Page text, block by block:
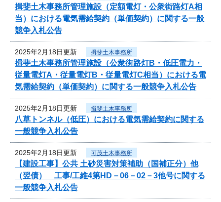
揖斐土木事務所管理施設（定額電灯・公衆街路灯A相
当）における電気需給契約（単価契約）に関する一般
競争入札公告
2025年2月18日更新 揖斐土木事務所
揖斐土木事務所管理施設（公衆街路灯B・低圧電力・
従量電灯A・従量電灯B・従量電灯C相当）における電
気需給契約（単価契約）に関する一般競争入札公告
2025年2月18日更新 揖斐土木事務所
八草トンネル（低圧）における電気需給契約に関する
一般競争入札公告
2025年2月18日更新 可茂土木事務所
【建設工事】公共 土砂災害対策補助（国補正分）他
（翌債） 工事/工維4第HD－06－02－3他号に関する
一般競争入札公告